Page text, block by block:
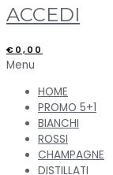
ACCEDI
€ 0,00
Menu
HOME
PROMO 5+1
BIANCHI
ROSSI
CHAMPAGNE
DISTILLATI